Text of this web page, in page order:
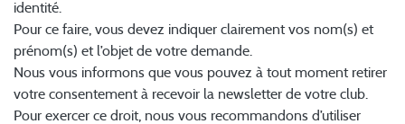
identité.
Pour ce faire, vous devez indiquer clairement vos nom(s) et
prénom(s) et l’objet de votre demande.
Nous vous informons que vous pouvez à tout moment retirer
votre consentement à recevoir la newsletter de votre club.
Pour exercer ce droit, nous vous recommandons d’utiliser